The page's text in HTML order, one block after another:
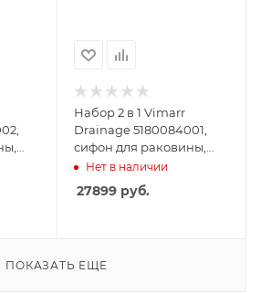
Набор 2 в 1 Vimarr
Drainage 5180084001,
сифон для раковины,
донный клапан с
переливом, золото
Нет в наличии
27899руб.
ПОКАЗАТЬ ЕЩЕ